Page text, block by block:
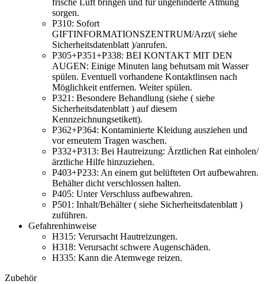
frische Luft bringen und für ungehinderte Atmung
sorgen.
P310: Sofort
GIFTINFORMATIONSZENTRUM/Arzt/( siehe
Sicherheitsdatenblatt )/anrufen.
P305+P351+P338: BEI KONTAKT MIT DEN
AUGEN: Einige Minuten lang behutsam mit Wasser
spülen. Eventuell vorhandene Kontaktlinsen nach
Möglichkeit entfernen. Weiter spülen.
P321: Besondere Behandlung (siehe ( siehe
Sicherheitsdatenblatt ) auf diesem
Kennzeichnungsetikett).
P362+P364: Kontaminierte Kleidung ausziehen und
vor erneutem Tragen waschen.
P332+P313: Bei Hautreizung: Ärztlichen Rat einholen/
ärztliche Hilfe hinzuziehen.
P403+P233: An einem gut belüfteten Ort aufbewahren.
Behälter dicht verschlossen halten.
P405: Unter Verschluss aufbewahren.
P501: Inhalt/Behälter ( siehe Sicherheitsdatenblatt )
zuführen.
Gefahrenhinweise
H315: Verursacht Hautreizungen.
H318: Verursacht schwere Augenschäden.
H335: Kann die Atemwege reizen.
Zubehör